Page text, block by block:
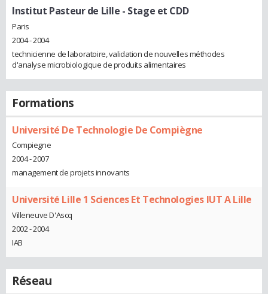
Institut Pasteur de Lille - Stage et CDD
Paris
2004 - 2004
technicienne de laboratoire, validation de nouvelles méthodes
d'analyse microbiologique de produits alimentaires
Formations
Université De Technologie De Compiègne
Compiegne
2004 - 2007
management de projets innovants
Université Lille 1 Sciences Et Technologies IUT A Lille
Villeneuve D'Ascq
2002 - 2004
IAB
Réseau